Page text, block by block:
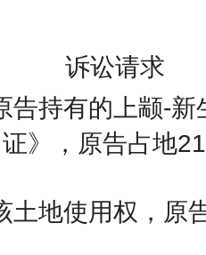
诉讼请求
告持有的上颛-
》，原告占地
土地使用权，原